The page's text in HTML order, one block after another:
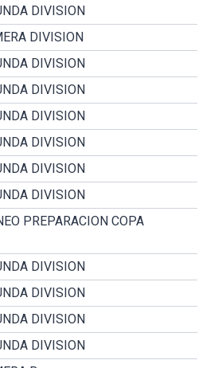
DIVISION
DIVISION
DIVISION
DIVISION
DIVISION
DIVISION
DIVISION
DIVISION
PREPARACION COPA
DIVISION
DIVISION
DIVISION
DIVISION